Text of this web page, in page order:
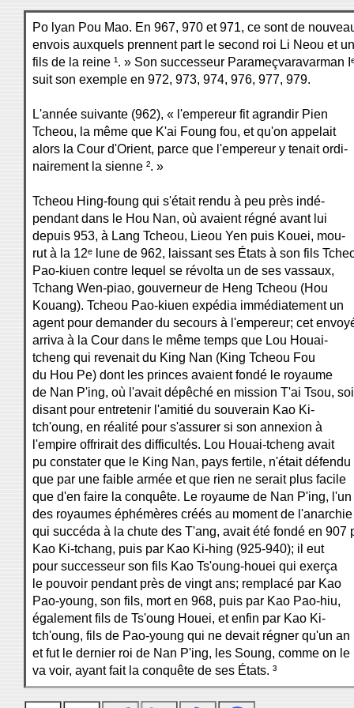
Po lyan Pou Mao. En 967, 970 et 971, ce sont de
envois auxquels prennent part le second roi Li Neou et un
fils de la reine ¹. » Son successeur Parameçvaravarman
suit son exemple en 972, 973, 974, 976, 977, 979.
L'année suivante (962), « l'empereur fit agrandir Pien
Tcheou, la même que K'ai Foung fou, et qu'on appelait
alors la Cour d'Orient, parce que l'empereur y tenait ordi-
nairement la sienne ². »
Tcheou Hing-foung qui s'était rendu à peu près indé-
pendant dans le Hou Nan, où avaient régné avant lui
depuis 953, à Lang Tcheou, Lieou Yen puis Kouei, mou-
rut à la 12ᵉ lune de 962, laissant ses États à son fils
Pao-kiuen contre lequel se révolta un de ses vassaux,
Tchang Wen-piao, gouverneur de Heng Tcheou (Hou
Kouang). Tcheou Pao-kiuen expédia immédiatement un
agent pour demander du secours à l'empereur; cet
arriva à la Cour dans le même temps que Lou Houai-
tcheng qui revenait du King Nan (King Tcheou Fou
du Hou Pe) dont les princes avaient fondé le royaume
de Nan P'ing, où l'avait dépêché en mission T'ai Tsou,
disant pour entretenir l'amitié du souverain Kao Ki-
tch'oung, en réalité pour s'assurer si son annexion à
l'empire offrirait des difficultés. Lou Houai-tcheng avait
pu constater que le King Nan, pays fertile, n'était défendu
que par une faible armée et que rien ne serait plus facile
que d'en faire la conquête. Le royaume de Nan P'ing, l'un
des royaumes éphémères créés au moment de l'anarchie
qui succéda à la chute des T'ang, avait été fondé en 907
Kao Ki-tchang, puis par Kao Ki-hing (925-940); il eut
pour successeur son fils Kao Ts'oung-houei qui exerça
le pouvoir pendant près de vingt ans; remplacé par Kao
Pao-young, son fils, mort en 968, puis par Kao Pao-hiu,
également fils de Ts'oung Houei, et enfin par Kao Ki-
tch'oung, fils de Pao-young qui ne devait régner qu'un an
et fut le dernier roi de Nan P'ing, les Soung, comme on le
va voir, ayant fait la conquête de ses États. ³